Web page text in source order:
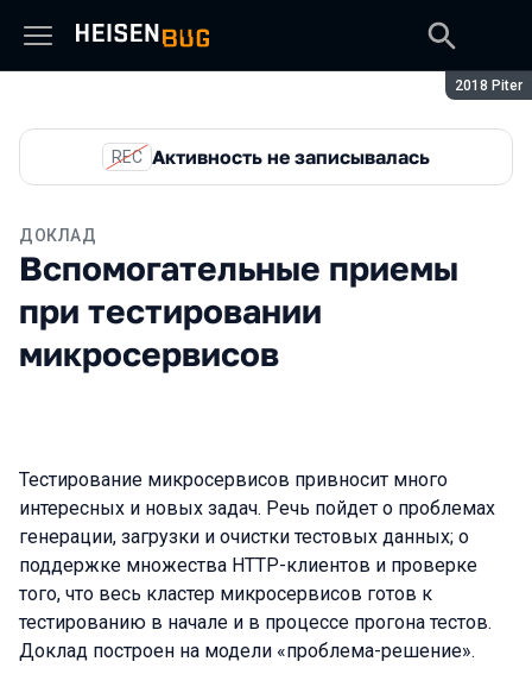
Сезон:
2018 Piter
REC Активность не записывалась
ДОКЛАД
Вспомогательные приемы
при тестировании
микросервисов
Тестирование микросервисов привносит много
интересных и новых задач. Речь пойдет о проблемах
генерации, загрузки и очистки тестовых данных; о
поддержке множества HTTP-клиентов и проверке
того, что весь кластер микросервисов готов к
тестированию в начале и в процессе прогона тестов.
Доклад построен на модели «проблема-решение».